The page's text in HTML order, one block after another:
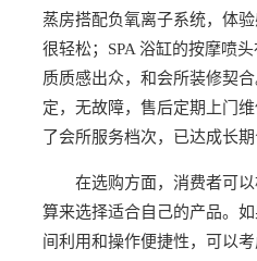
蒸房搭配负氧离子系统，体
很轻松；SPA 浴缸的按摩喷
质质感出众，和会所装修契
定，无故障，售后定期上门
了会所服务档次，已达成长期
在选购方面，消费者可
算来选择适合自己的产品。
间利用和操作便捷性，可以